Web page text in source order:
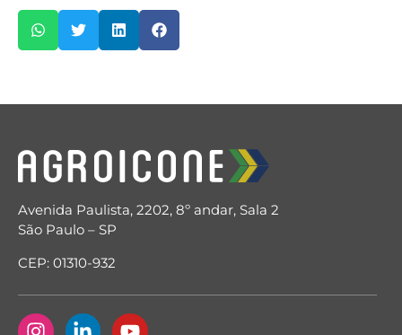
Avenida Paulista, 2202, 8º andar, Sala 2
São Paulo – SP
CEP: 01310-932